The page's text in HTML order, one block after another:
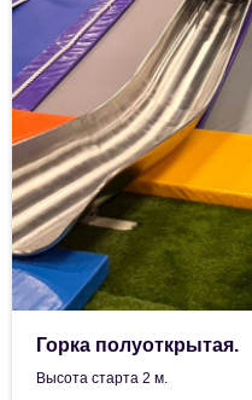
Горка полуоткрытая.
Высота старта 2 м.